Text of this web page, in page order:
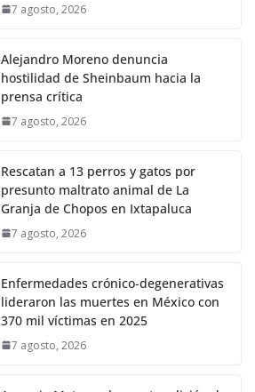
7 agosto, 2026
Alejandro Moreno denuncia
hostilidad de Sheinbaum hacia la
prensa crítica
7 agosto, 2026
Rescatan a 13 perros y gatos por
presunto maltrato animal de La
Granja de Chopos en Ixtapaluca
7 agosto, 2026
Enfermedades crónico-degenerativas
lideraron las muertes en México con
370 mil víctimas en 2025
7 agosto, 2026